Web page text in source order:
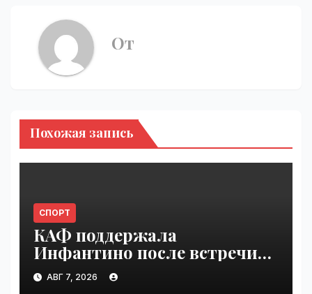
От
Похожая запись
СПОРТ
КАФ поддержала
Инфантино после встречи
ФИФА в Марокко |
VseTime.ru
АВГ 7, 2026